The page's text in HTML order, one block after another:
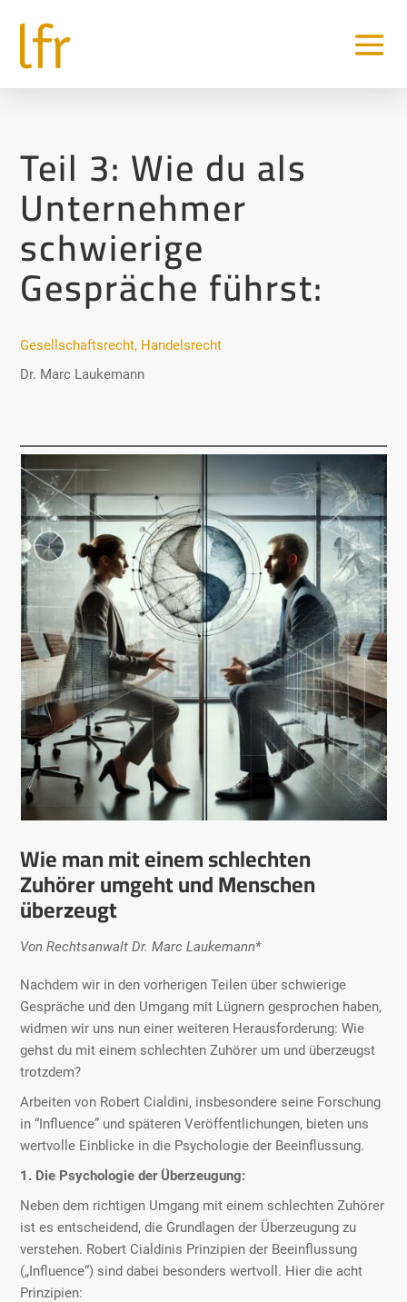
Teil 3: Wie du als
Unternehmer
schwierige
Gespräche führst:
Gesellschaftsrecht, Handelsrecht
Dr. Marc Laukemann
Gesellschaftsrecht
Handelsrecht
Wie man mit einem schlechten
Zuhörer umgeht und Menschen
überzeugt
Von Rechtsanwalt Dr. Marc Laukemann*
Nachdem wir in den vorherigen Teilen über schwierige
Gespräche und den Umgang mit Lügnern gesprochen haben,
widmen wir uns nun einer weiteren Herausforderung: Wie
gehst du mit einem schlechten Zuhörer um und überzeugst
trotzdem?
Arbeiten von Robert Cialdini, insbesondere seine Forschung
in “Influence” und späteren Veröffentlichungen, bieten uns
wertvolle Einblicke in die Psychologie der Beeinflussung.
1. Die Psychologie der Überzeugung:
Neben dem richtigen Umgang mit einem schlechten Zuhörer
ist es entscheidend, die Grundlagen der Überzeugung zu
verstehen. Robert Cialdinis Prinzipien der Beeinflussung
(„Influence“) sind dabei besonders wertvoll. Hier die acht
Prinzipien: